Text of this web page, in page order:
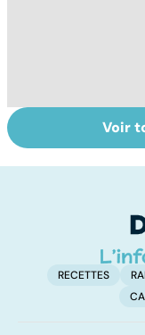
Tout savoir sur
les infections
Voir
RECETTES